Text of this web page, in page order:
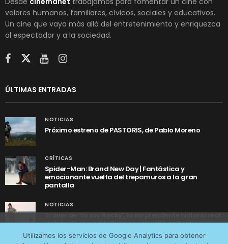
valores humanos, familiares, cívicos, sociales y educativos.
Un cine que vaya más allá del entretenimiento y enriquezca
al espectador y a la sociedad.
ÚLTIMAS ENTRADAS
NOTICIAS
Próximo estreno de PASTORIS, de Pablo Moreno
CRÍTICAS
Spider-Man: Brand New Day | Fantástica y
emocionante vuelta del trepamuros a la gran
pantalla
NOTICIAS
Tráiler de ‘Yo soy Rocky’, la sorprendente historia real
detrás de cómo Stallone se convirtió en Rocky
Utilizamos los servicios de Google Analytics para obtener
tráfico web que recibimos y conocer los servicios que